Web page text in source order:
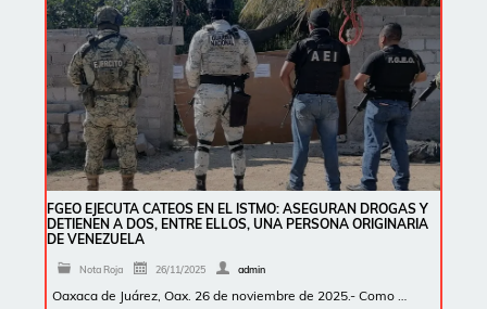
FGEO EJECUTA CATEOS EN EL ISTMO: ASEGURAN DROGAS Y
DETIENEN A DOS, ENTRE ELLOS, UNA PERSONA ORIGINARIA
DE VENEZUELA
Nota Roja 26/11/2025 admin
Oaxaca de Juárez, Oax. 26 de noviembre de 2025.- Como …